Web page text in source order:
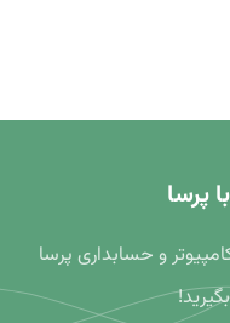
پرسا
و حسابداری پرسا